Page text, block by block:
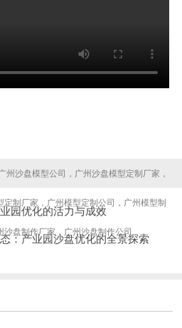
州沙盘模型公司，广州沙盘模型定制厂家，
定制厂家，广州模型定制公司，广州模型制
盘制作厂家，广州沙盘制作公司
园优化的活力与成效
：产业园沙盘优化的全景探索